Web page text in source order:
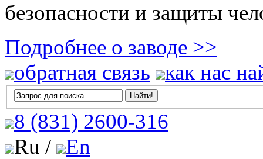
безопасности и защиты
Подробнее о заводе >>
обратная связь
как нас
8 (831) 2600-316
Ru /
En